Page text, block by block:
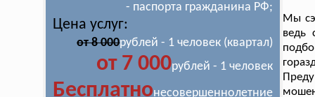
- паспорта гражданина РФ;
Цена услуг:
от 8 000рублей - 1 человек (квартал)
от 7 000рублей - 1 человек
Бесплатнонесовершеннолетние
Мы
ведь